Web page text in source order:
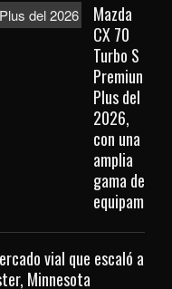
Mazda
CX 70
Turbo S
Premiun
Plus del
2026,
con una
amplia
gama de
vial que escaló a
Minnesota